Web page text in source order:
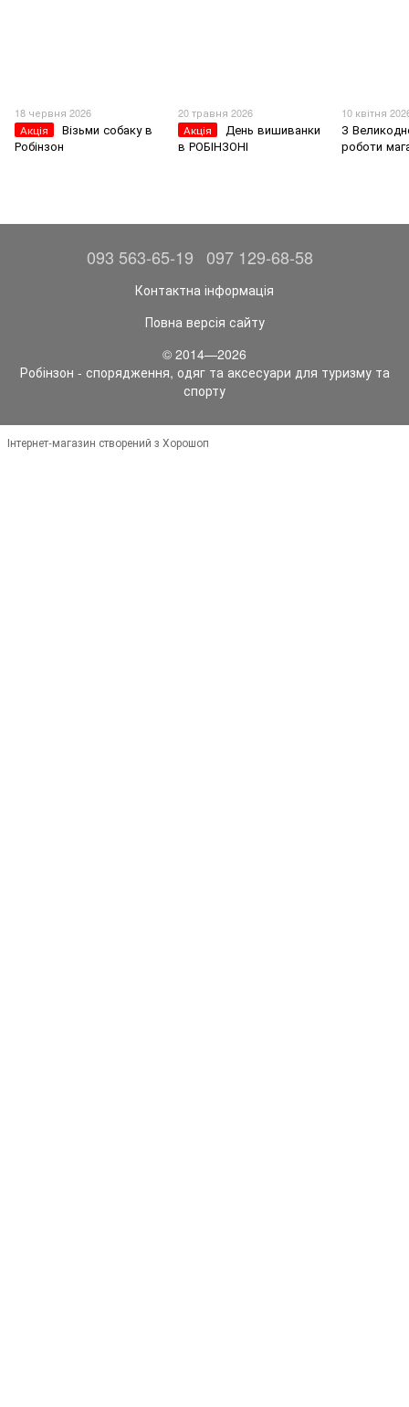
18 червня 2026
Акція
Візьми собаку в
Робінзон
20 травня 2026
Акція
День вишиванки
в РОБІНЗОНІ
10 квітня
З
роботи
093 563-65-19 097 129-68-58
Контактна інформація
Повна версія сайту
© 2014—2026
Робінзон - спорядження, одяг та аксесуари для туризму та
спорту
Інтернет-магазин створений з Хорошоп